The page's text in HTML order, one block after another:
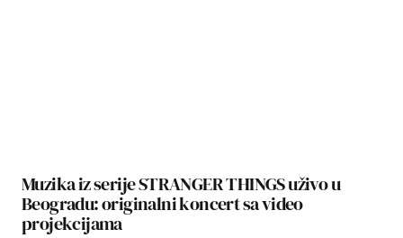
Muzika iz serije STRANGER THINGS uživo u
Beogradu: originalni koncert sa video
projekcijama